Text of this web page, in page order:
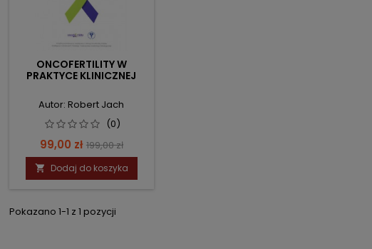
ONCOFERTILITY W
PRAKTYCE KLINICZNEJ
Autor: Robert Jach
(0)
Cena
99,00 zł Cena
podstawowa
199,00 zł
 Dodaj do koszyka
Pokazano 1-1 z 1 pozycji